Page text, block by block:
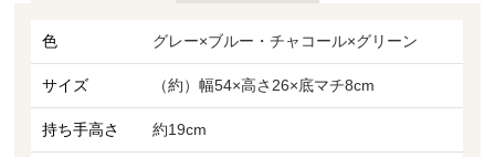
色 グレー×ブルー・チャコール×グリーン
サイズ （約）幅54×高さ26×底マチ8cm
持ち手高さ 約19cm